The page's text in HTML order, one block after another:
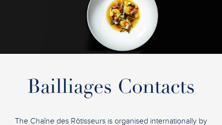
Bailliages Contacts
The Chaîne des Rôtisseurs is organised internationally by